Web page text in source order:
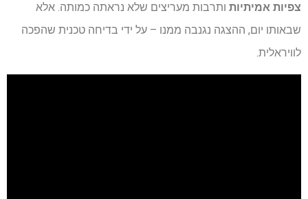
צפיות אמיתיות ותרבות מעריצים שלא נראתה כמותה. אלא
שבאותו יום, ההצגה נגנבה ממנו – על ידי בדיחה טכנית שהפכה
לוויראלית.